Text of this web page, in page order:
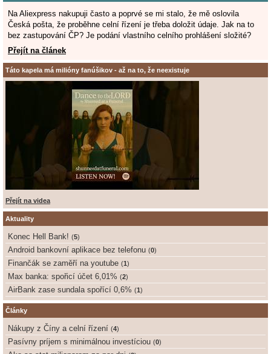
Na Aliexpress nakupuji často a poprvé se mi stalo, že mě oslovila
Česká pošta, že proběhne celní řízení je třeba doložit údaje. Jak na to
bez zastupování ČP? Je podání vlastního celního prohlášení složité?
Přejít na článek
Táto kapela má milióny fanúšikov - až na to, že neexistuje
Přejít na videa
Aktuality
Konec Hell Bank! (5)
Android bankovní aplikace bez telefonu (0)
Finančák se zaměří na youtube (1)
Max banka: spořicí účet 6,01% (2)
AirBank zase sundala spořící 0,6% (1)
Články
Nákupy z Číny a celní řízení (4)
Pasívny príjem s minimálnou investíciou (0)